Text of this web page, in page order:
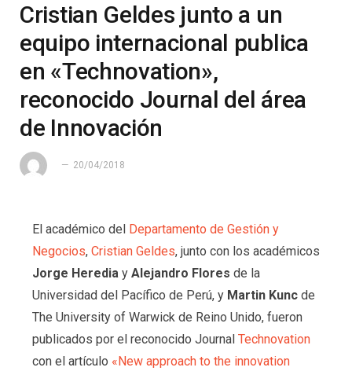
Cristian Geldes junto a un
equipo internacional publica
en «Technovation»,
reconocido Journal del área
de Innovación
20/04/2018
El académico del Departamento de Gestión y
Negocios, Cristian Geldes, junto con los académicos
Jorge Herediay Alejandro Flores de la
Universidad del Pacífico de Perú, yMartin Kuncde
The University of Warwick de Reino Unido, fueron
publicados por el reconocido Journal Technovation
con el artículo «New approach to the innovation